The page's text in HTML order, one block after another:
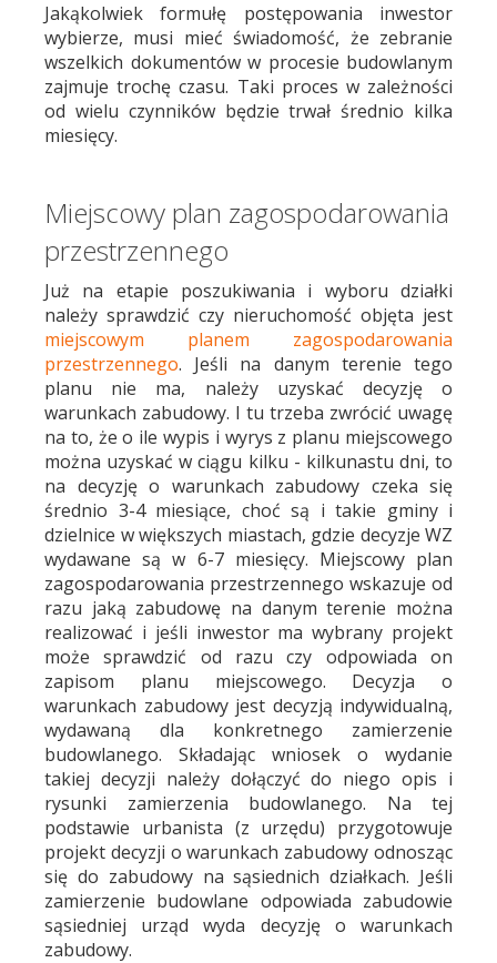
Jakąkolwiek formułę postępowania inwestor
wybierze, musi mieć świadomość, że zebranie
wszelkich dokumentów w procesie budowlanym
zajmuje trochę czasu. Taki proces w zależności
od wielu czynników będzie trwał średnio kilka
miesięcy.
Miejscowy plan zagospodarowania
przestrzennego
Już na etapie poszukiwania i wyboru działki
należy sprawdzić czy nieruchomość objęta jest
miejscowym planem zagospodarowania
przestrzennego. Jeśli na danym terenie tego
planu nie ma, należy uzyskać decyzję o
warunkach zabudowy. I tu trzeba zwrócić uwagę
na to, że o ile wypis i wyrys z planu miejscowego
można uzyskać w ciągu kilku - kilkunastu dni, to
na decyzję o warunkach zabudowy czeka się
średnio 3-4 miesiące, choć są i takie gminy i
dzielnice w większych miastach, gdzie decyzje WZ
wydawane są w 6-7 miesięcy. Miejscowy plan
zagospodarowania przestrzennego wskazuje od
razu jaką zabudowę na danym terenie można
realizować i jeśli inwestor ma wybrany projekt
może sprawdzić od razu czy odpowiada on
zapisom planu miejscowego. Decyzja o
warunkach zabudowy jest decyzją indywidualną,
wydawaną dla konkretnego zamierzenie
budowlanego. Składając wniosek o wydanie
takiej decyzji należy dołączyć do niego opis i
rysunki zamierzenia budowlanego. Na tej
podstawie urbanista (z urzędu) przygotowuje
projekt decyzji o warunkach zabudowy odnosząc
się do zabudowy na sąsiednich działkach. Jeśli
zamierzenie budowlane odpowiada zabudowie
sąsiedniej urząd wyda decyzję o warunkach
zabudowy.